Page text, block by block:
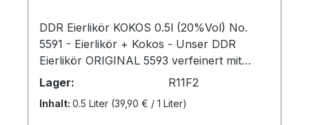
DDR Eierlikör KOKOS 0.5l (20%Vol) No.
5591 - Eierlikör + Kokos - Unser DDR
Eierlikör ORIGINAL 5593 verfeinert mit
Kokos bringt cremige Tradition und
tropische Leichtigkeit zusammen. Die
samtige Basis des Eierlikörs wird durch das
Lager: R11F2
Inhalt: 0.5 Liter (39,90 € / 1 Liter)